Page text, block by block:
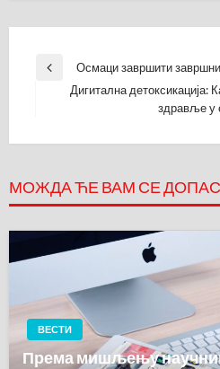
Кретање
чланка
Previous
Осмаци завршити
Дигитална детоксикација:
здравље у
МОЖДА ЋЕ ВАМ СЕ
ВЕСТИ
Према мишљењу